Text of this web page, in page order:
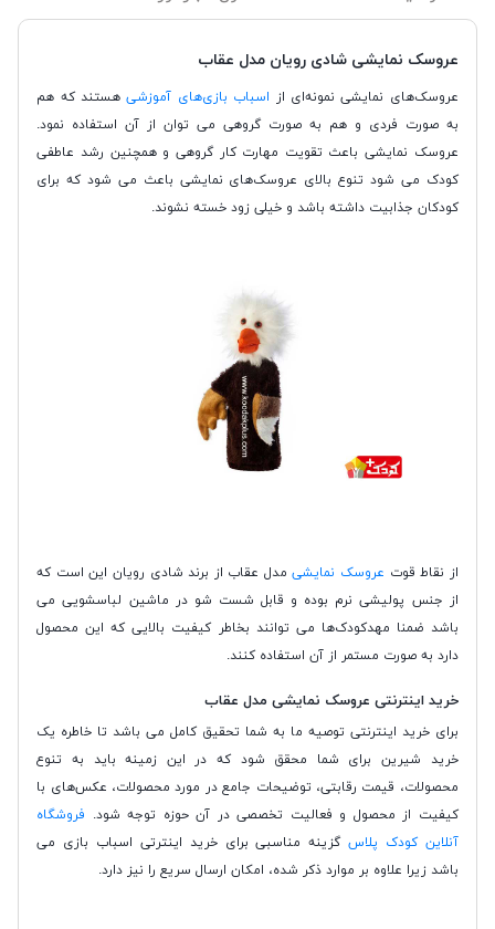
عروسک نمایشی شادی رویان مدل عقاب
عروسک‌های نمایشی نمونه‌ای از اسباب بازی‌های آموزشیهستند که هم
به صورت فردی و هم به صورت گروهی می توان از آن استفاده نمود.
عروسک نمایشی باعث تقویت مهارت کار گروهی و همچنین رشد عاطفی
کودک می شود تنوع بالای عروسک‌های نمایشی باعث می شود که برای
کودکان جذابیت داشته باشد و خیلی زود خسته نشوند.
از نقاط قوت عروسک نمایشیمدل عقاب از برند شادی رویان این است که
از جنس پولیشی نرم بوده و قابل شست شو در ماشین لباسشویی می
باشد ضمنا مهدکودک‌ها می توانند بخاطر کیفیت بالایی که این محصول
دارد به صورت مستمر از آن استفاده کنند.
خرید اینترنتی عروسک نمایشی مدل عقاب
برای خرید اینترنتی توصیه ما به شما تحقیق کامل می باشد تا خاطره یک
خرید شیرین برای شما محقق شود که در این زمینه باید به تنوع
محصولات، قیمت رقابتی، توضیحات جامع در مورد محصولات، عکس‌های با
کیفیت از محصول و فعالیت تخصصی در آن حوزه توجه شود. فروشگاه
آنلاین کودک پلاس گزینه مناسبی برای خرید اینترتی اسباب بازی می
باشد زیرا علاوه بر موارد ذکر شده، امکان ارسال سریع را نیز دارد.